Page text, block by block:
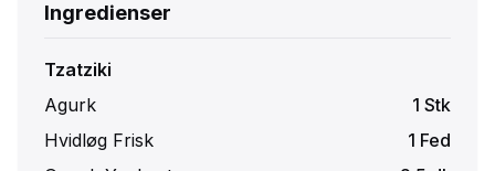
Ingredienser
Tzatziki
Agurk
1 Stk
Hvidløg Frisk
1 Fed